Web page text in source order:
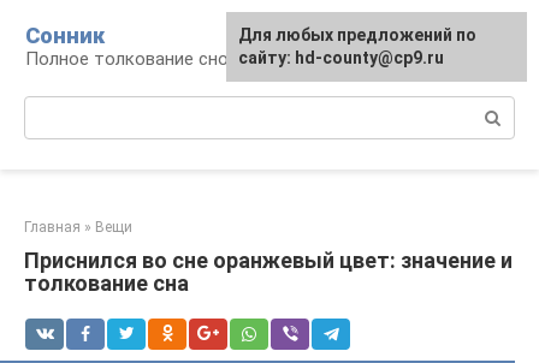
контенту
Сонник
Полное толкование снов
Главная » Вещи
Приснился во сне оранжевый цвет: значение и
толкование сна
Для любых предложений по
сайту: hd-county@cp9.ru